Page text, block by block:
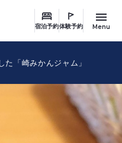
宿泊予約体験予約 Menu
「崎みかんジャム」